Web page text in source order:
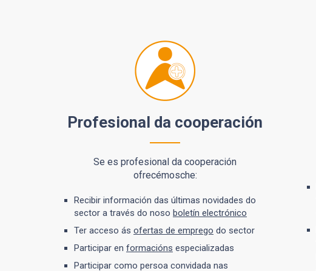
Profesional da cooperación
Se es profesional da cooperación
ofrecémosche:
Recibir información das últimas novidades do
sector a través do noso boletín electrónico
Ter acceso ás ofertas de emprego do sector
Participar en formacións especializadas
Participar como persoa convidada nas